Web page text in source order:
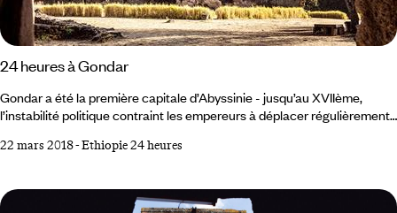
24 heures à Gondar
Gondar a été la première capitale d’Abyssinie - jusqu’au XVIIème,
l’instabilité politique contraint les empereurs à déplacer régulièrement
expose fièrement ses glorieux vestiges. 06h00 Dans cette ville
matin, les foules d’hommes, de femmes et d’enfants, emmaillotés de
cotonnades blanches, en chemin vers l’église.
22 mars 2018-Ethiopie 24 heures